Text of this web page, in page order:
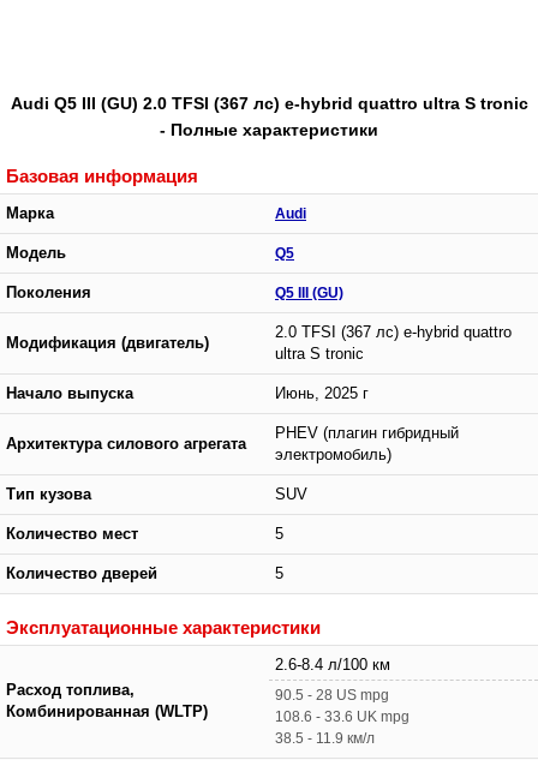
Audi Q5 III (GU) 2.0 TFSI (367 лс) e-hybrid quattro ultra S tronic
- Полные характеристики
Базовая информация
Марка Audi
Модель Q5
Поколения Q5 III (GU)
Модификация (двигатель)
2.0 TFSI (367 лс) e-hybrid quattro
ultra S tronic
Начало выпуска Июнь, 2025 г
Архитектура силового агрегата
РHEV (плагин гибридный
электромобиль)
Тип кузова SUV
Количество мест 5
Количество дверей 5
Эксплуатационные характеристики
Расход топлива,
Комбинированная (WLTP)
2.6-8.4 л/100 км
90.5 - 28 US mpg
108.6 - 33.6 UK mpg
38.5 - 11.9 км/л